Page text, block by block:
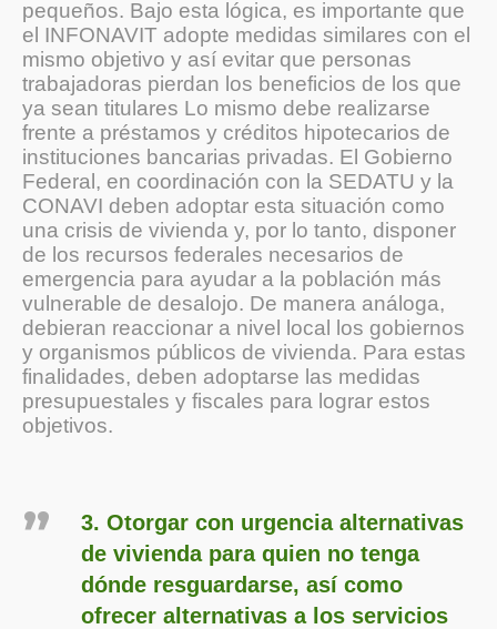
pequeños. Bajo esta lógica, es importante que
el INFONAVIT adopte medidas similares con el
mismo objetivo y así evitar que personas
trabajadoras pierdan los beneficios de los que
ya sean titulares Lo mismo debe realizarse
frente a préstamos y créditos hipotecarios de
instituciones bancarias privadas. El Gobierno
Federal, en coordinación con la SEDATU y la
CONAVI deben adoptar esta situación como
una crisis de vivienda y, por lo tanto, disponer
de los recursos federales necesarios de
emergencia para ayudar a la población más
vulnerable de desalojo. De manera análoga,
debieran reaccionar a nivel local los gobiernos
y organismos públicos de vivienda. Para estas
finalidades, deben adoptarse las medidas
presupuestales y fiscales para lograr estos
objetivos.
3. Otorgar con urgencia alternativas
de vivienda para quien no tenga
dónde resguardarse, así como
ofrecer alternativas a los servicios